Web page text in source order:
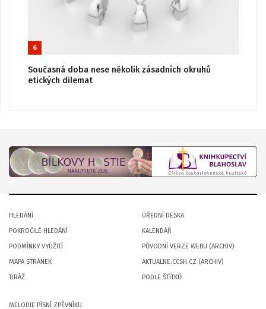
6
Současná doba nese několik zásadních okruhů
etických dilemat
HLEDÁNÍ
POKROČILÉ HLEDÁNÍ
PODMÍNKY VYUŽITÍ
MAPA STRÁNEK
TIRÁŽ
ÚŘEDNÍ DESKA
KALENDÁŘ
PŮVODNÍ VERZE WEBU (ARCHIV)
AKTUALNE.CCSH.CZ (ARCHIV)
PODLE ŠTÍTKŮ
MELODIE PÍSNÍ ZPĚVNÍKU